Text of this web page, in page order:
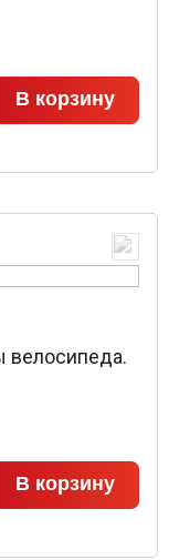
В корзину
велосипеда.
В корзину